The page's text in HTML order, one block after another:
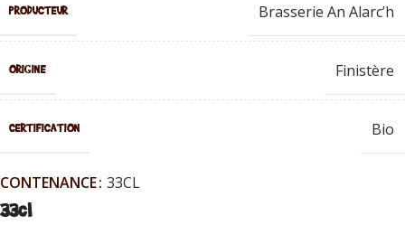
PRODUCTEUR Brasserie An Alarc’h
ORIGINE Finistère
CERTIFICATION Bio
CONTENANCE 33CL
33cl